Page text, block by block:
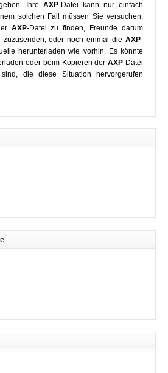
Ihre AXP-Datei kann nur einfach
solchen Fall müssen Sie versuchen,
AXP-Datei zu finden, Freunde darum
oder noch einmal die AXP-
herunterladen wie vorhin. Es könnte
oder beim Kopieren der AXP-Datei
sind, die diese Situation hervorgerufen